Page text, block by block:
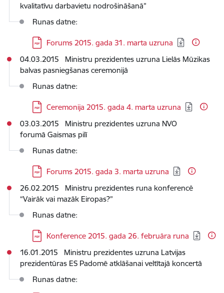
kvalitatīvu darbavietu nodrošināšanā”
Runas datne:
Lejupielādēt:
Forums 2015. gada 31. marta uzruna
04.03.2015 Ministru prezidentes uzruna Lielās Mūzikas
balvas pasniegšanas ceremonijā
Runas datne:
Lejupielādēt:
Ceremonija 2015. gada 4. marta uzruna
03.03.2015 Ministru prezidentes uzruna NVO
forumā Gaismas pilī
Runas datne:
Lejupielādēt:
Forums 2015. gada 3. marta uzruna
26.02.2015 Ministru prezidentes runa konferencē
“Vairāk vai mazāk Eiropas?”
Runas datne:
Lejupielādēt:
Konference 2015. gada 26. februāra runa
16.01.2015 Ministru prezidentes uzruna Latvijas
prezidentūras ES Padomē atklāšanai veltītajā koncertā
Runas datne: